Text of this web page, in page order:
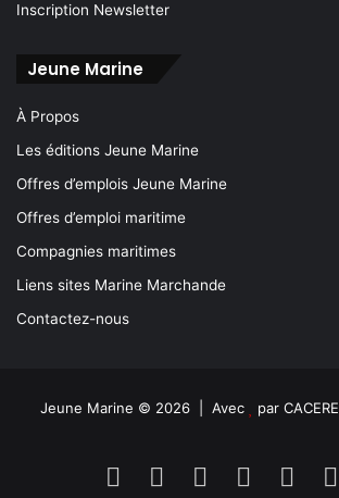
Inscription Newsletter
Jeune Marine
À Propos
Les éditions Jeune Marine
Offres d’emplois Jeune Marine
Offres d’emploi maritime
Compagnies maritimes
Liens sites Marine Marchande
Contactez-nous
Jeune Marine © 2026 | Avec par
FacebookLinkedinYouTube